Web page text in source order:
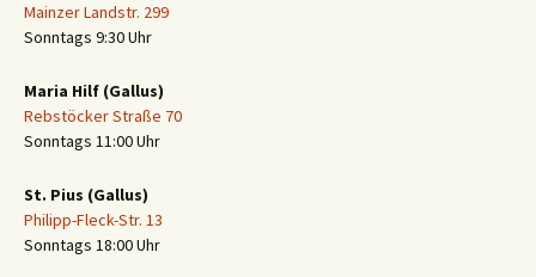
Mainzer Landstr. 299
Sonntags 9:30 Uhr
Maria Hilf (Gallus)
Rebstöcker Straße 70
Sonntags 11:00 Uhr
St. Pius (Gallus)
Philipp-Fleck-Str. 13
Sonntags 18:00 Uhr